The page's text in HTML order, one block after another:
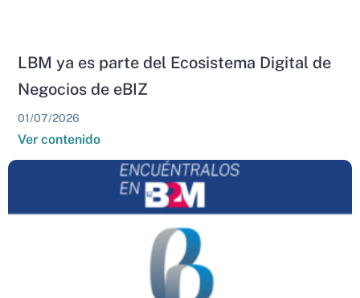
LBM ya es parte del Ecosistema Digital de
Negocios de eBIZ
01/07/2026
Ver contenido